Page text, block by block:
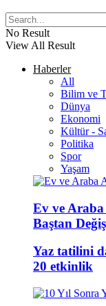
No Result
View All Result
Haberler
All
Bilim ve
Dünya
Ekonomi
Kültür -
Politika
Spor
Yaşam
Ev ve
Baştan
Yaz tatilini
20 etkinlik